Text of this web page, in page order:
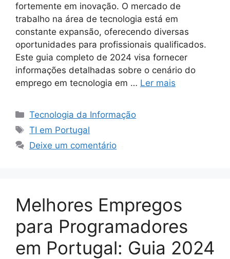
fortemente em inovação. O mercado de
trabalho na área de tecnologia está em
constante expansão, oferecendo diversas
oportunidades para profissionais qualificados.
Este guia completo de 2024 visa fornecer
informações detalhadas sobre o cenário do
emprego em tecnologia em … Ler mais
Categorias
Tecnologia da Informação
Tags
TI em Portugal
Deixe um comentário
Melhores Empregos
para Programadores
em Portugal: Guia 2024